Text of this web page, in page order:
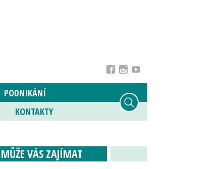
PODNIKÁNÍ
KONTAKTY
MŮŽE VÁS ZAJÍMAT